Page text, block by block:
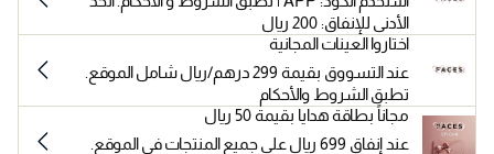
الأدنى للإنفاق: 200 ريال
اختاروا العينات المجانية
عند التسووق بقيمة 299 درهم/ريال شامل الموقع.
تطبق الشروط والأحكام
مجاناً بطاقة هدايا بقيمة 50 ريال
عند إنفاق 699 ريال على جميع المنتجات في الموقع.